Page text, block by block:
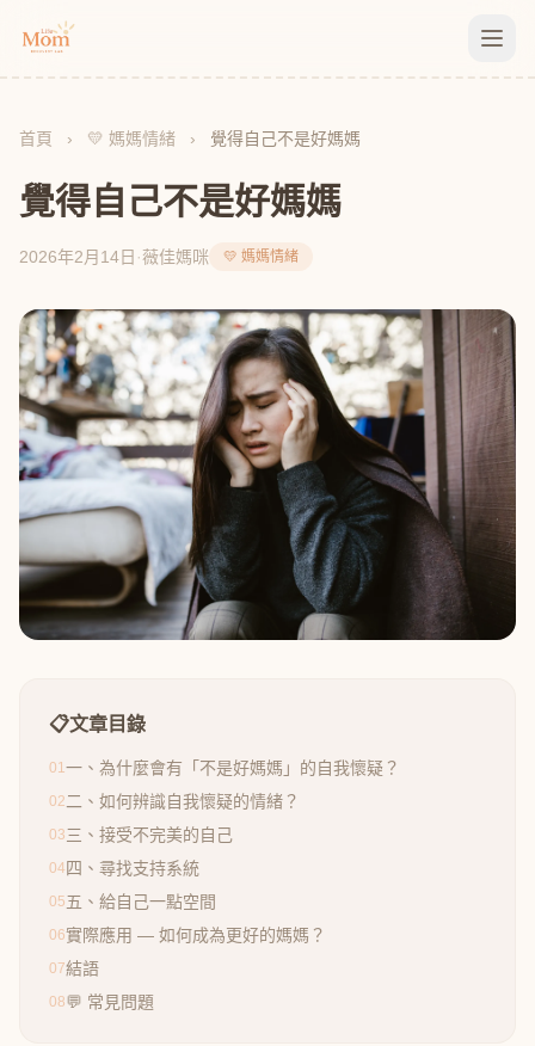
首頁 › 💛 媽媽情緒 › 覺得自己不是好媽媽
覺得自己不是好媽媽
2026年2月14日 ·薇佳媽咪 💛 媽媽情緒
📋文章目錄
01一、為什麼會有「不是好媽媽」的自我懷疑？
02二、如何辨識自我懷疑的情緒？
03三、接受不完美的自己
04 四、尋找支持系統
05五、給自己一點空間
06實際應用 — 如何成為更好的媽媽？
07結語
08💬 常見問題